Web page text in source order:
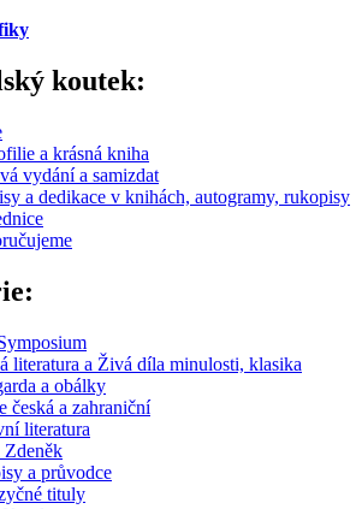
koutek:
a krásná kniha
vydání a samizdat
a dedikace v knihách, autogramy, rukopisy
literatura a Živá díla minulosti, klasika
a obálky
česká a zahraniční
literatura
a průvodce
tituly